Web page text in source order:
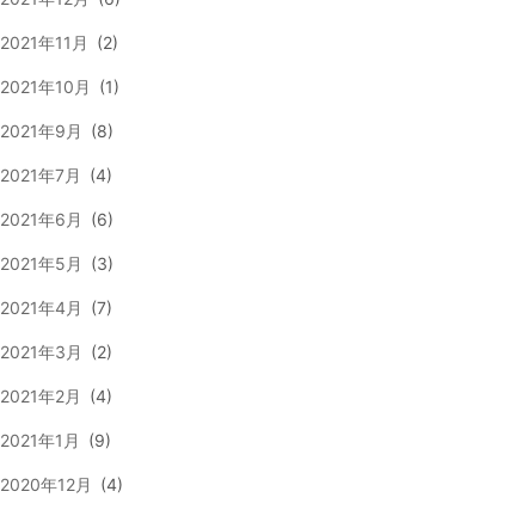
2021年11月 (2)
2021年10月 (1)
2021年9月 (8)
2021年7月 (4)
2021年6月 (6)
2021年5月 (3)
2021年4月 (7)
2021年3月 (2)
2021年2月 (4)
2021年1月 (9)
2020年12月 (4)